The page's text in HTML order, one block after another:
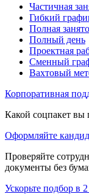
Частичная
Гибкий
Полная
Полный день
Проектная
Сменный
Вахтовый
Корпоративная
Какой соцпакет вы
Оформляйте
Проверяйте
документы без
Ускорьте подбор в